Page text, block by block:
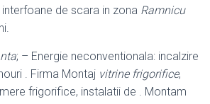
de scara in zona Ramnicu
; – Energie neconventionala: incalzire
. Firma Montaj vitrine frigorifice,
frigorifice, instalatii de . Montam